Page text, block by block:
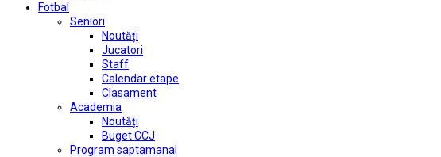
Fotbal
Seniori
Noutăți
Jucatori
Staff
Calendar etape
Clasament
Academia
Noutăți
Buget CCJ
Program saptamanal